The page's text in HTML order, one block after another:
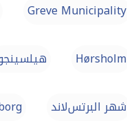
Greve Municipality
Hørsholm
شهر البرتس‌لاند